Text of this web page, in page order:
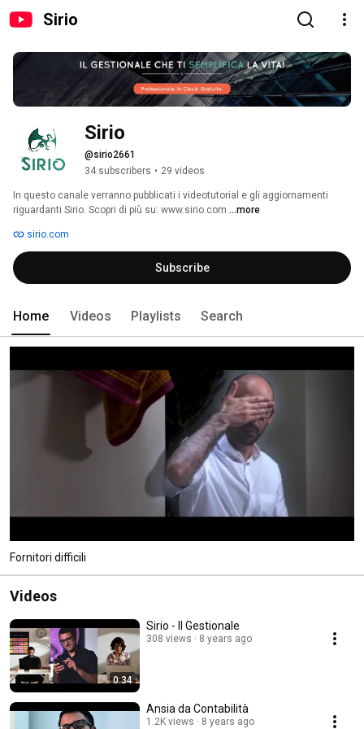
Sirio
Sirio
@sirio2661
34 subscribers • 29 videos
In questo canale verranno pubblicati i videotutorial e gli aggiornamenti
riguardanti Sirio. Scopri di più su: www.sirio.com ...more
sirio.com
Subscribe
Home Videos Playlists Search
Fornitori difficili
Videos
0:34
Sirio - Il Gestionale
308 views 8 years ago
Ansia da Contabilità
1.2K views 8 years ago